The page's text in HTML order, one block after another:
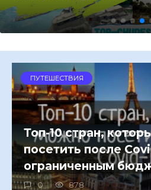
ПУТЕШЕСТВИЯ
Топ-10 стран,
посетить после
ограниченным
0 878